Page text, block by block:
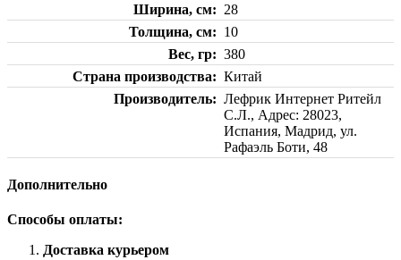
Ширина, см
28
Толщина, см
10
Вес, гр
380
Страна производства
Китай
Производитель
Лефрик Интернет Ритейл
С.Л., Адрес: 28023,
Испания, Мадрид, ул.
Рафаэль Боти, 48
Дополнительно
Способы оплаты:
Доставка курьером